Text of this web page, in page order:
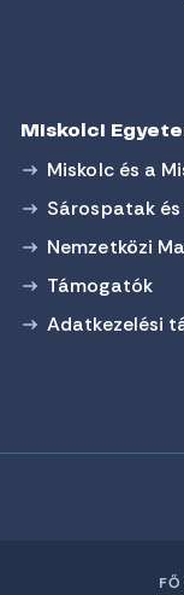
Miskolci
Miskolc és a
Sárospatak
Nemzetközi
Támogatók
Adatkezelési